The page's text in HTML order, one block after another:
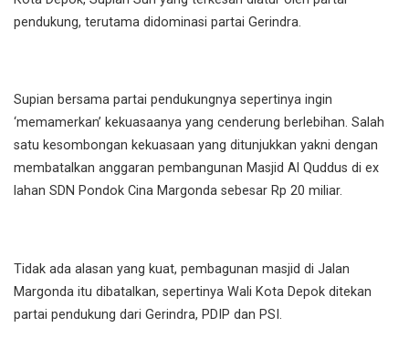
pendukung, terutama didominasi partai Gerindra.
Supian bersama partai pendukungnya sepertinya ingin
‘memamerkan’ kekuasaanya yang cenderung berlebihan. Salah
satu kesombongan kekuasaan yang ditunjukkan yakni dengan
membatalkan anggaran pembangunan Masjid Al Quddus di ex
lahan SDN Pondok Cina Margonda sebesar Rp 20 miliar.
Tidak ada alasan yang kuat, pembagunan masjid di Jalan
Margonda itu dibatalkan, sepertinya Wali Kota Depok ditekan
partai pendukung dari Gerindra, PDIP dan PSI.